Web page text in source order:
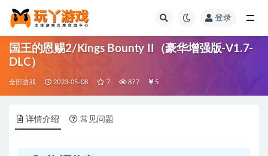
登录
国王的恩赐2/Kings Bounty II（豪华增强版-V1.7-
DLC）
全部游戏 2023-05-08 7 877 5
详情介绍 常见问题